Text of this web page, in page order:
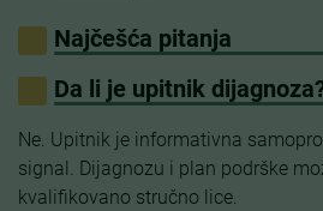
Najčešća pitanja
Da li je upitnik
Ne. Upitnik je informativna
signal. Dijagnozu i plan podrške
kvalifikovano stručno lice.